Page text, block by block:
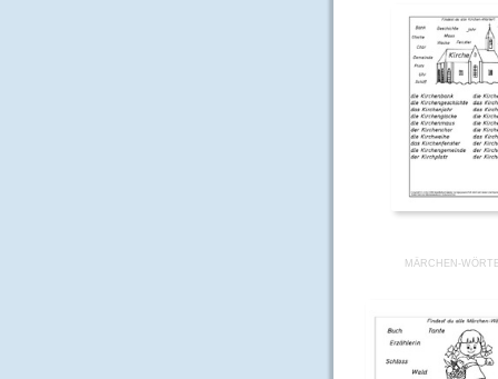
MÄRCHEN-